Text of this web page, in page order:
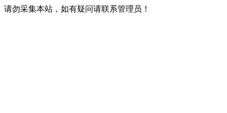
请勿采集本站，如有疑问请联系管理员！